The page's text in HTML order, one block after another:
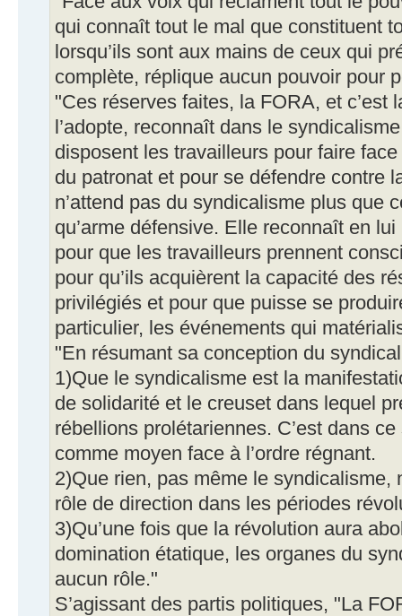
qui connaît tout le mal que constituent
lorsqu’ils sont aux mains de ceux qui
complète, réplique aucun pouvoir pour
"Ces réserves faites, la FORA, et c’est
l’adopte, reconnaît dans le
disposent les travailleurs pour faire
du patronat et pour se défendre contre
n’attend pas du syndicalisme plus que
qu’arme défensive. Elle reconnaît en
pour que les travailleurs prennent
pour qu’ils acquièrent la capacité des
privilégiés et pour que puisse se
particulier, les événements qui
"En résumant sa conception du
1)Que le syndicalisme est la
de solidarité et le creuset dans lequel
rébellions prolétariennes. C’est dans ce
comme moyen face à l’ordre régnant.
2)Que rien, pas même le syndicalisme,
rôle de direction dans les périodes
3)Qu’une fois que la révolution aura
domination étatique, les organes du
aucun rôle."
S’agissant des partis politiques, "La